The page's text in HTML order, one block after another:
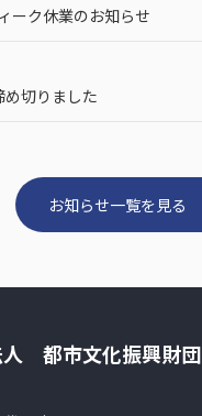
ーク休業のお知らせ
切りました
お知らせ一覧を見る
人 都市文化振興財団